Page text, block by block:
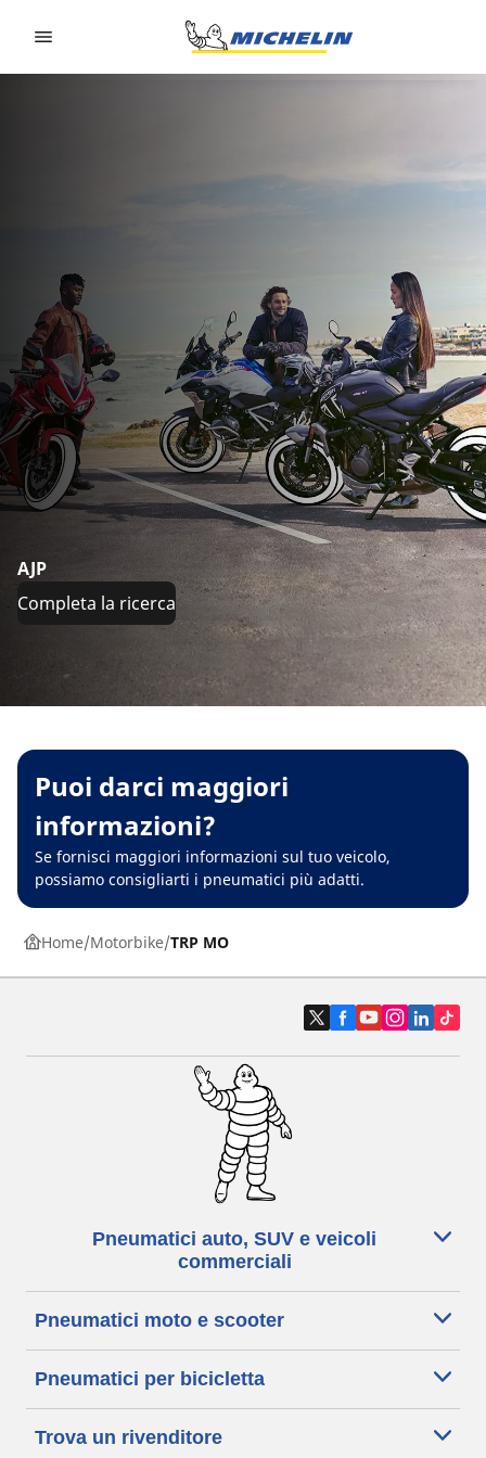
AJP
Completa la ricerca
Puoi darci maggiori
informazioni?
Se fornisci maggiori informazioni sul tuo veicolo,
possiamo consigliarti i pneumatici più adatti.
Home Motorbike TRP MO
Pneumatici auto, SUV e veicoli
commerciali
Pneumatici moto e scooter
Pneumatici per bicicletta
Trova un rivenditore